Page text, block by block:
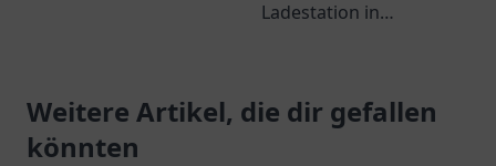
Träume.
Ladestation in
zum Laden von
Elektroautos.
Weitere Artikel, die dir gefallen
könnten